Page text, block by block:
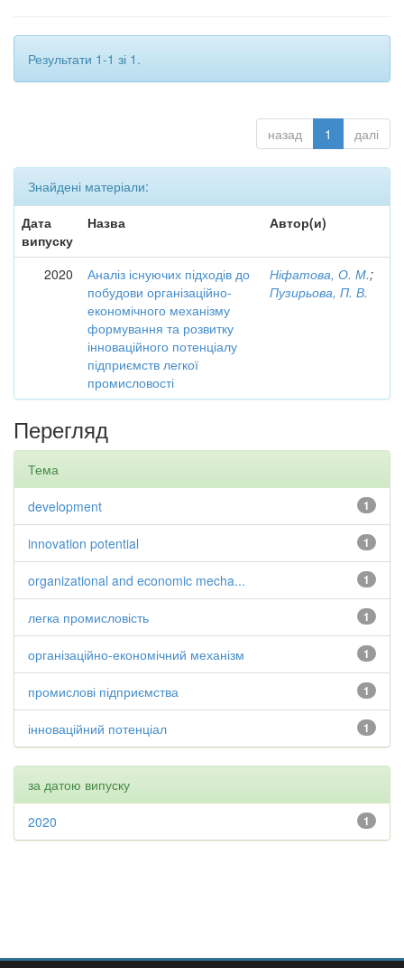
Результати 1-1 зі 1.
назад 1 далі
Знайдені матеріали:
Дата
випуску
Назва Автор(и)
2020
Аналіз існуючих підходів до
побудови організаційно-
економічного механізму
формування та розвитку
інноваційного потенціалу
підприємств легкої
промисловості
Ніфатова, О. М.;
Пузирьова, П. В.
Перегляд
Тема
1
development
1
innovation potential
1
organizational and economic mecha...
1
легка промисловість
1
організаційно-економічний механізм
1
промислові підприємства
1
інноваційний потенціал
за датою випуску
1
2020